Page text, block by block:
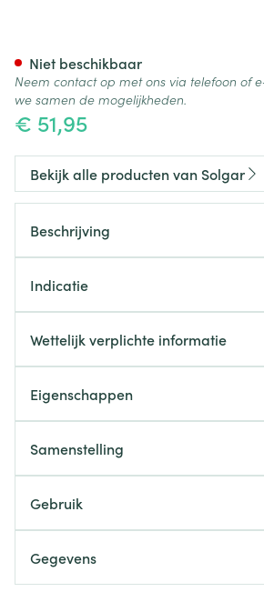
€ 51,95
Niet beschikbaar
Neem contact op met ons via telefoon of
we samen de mogelijkheden.
Bekijk alle producten van Solgar
Beschrijving
Indicatie
Wettelijk verplichte informatie
Eigenschappen
Samenstelling
Gebruik
Gegevens